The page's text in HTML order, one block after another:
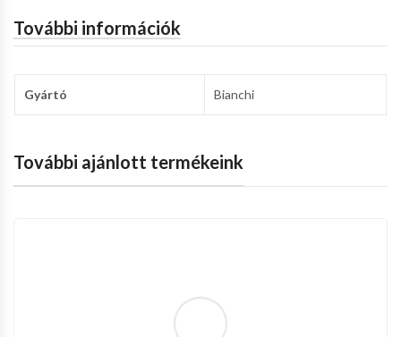
További információk
Gyártó Bianchi
További ajánlott termékeink